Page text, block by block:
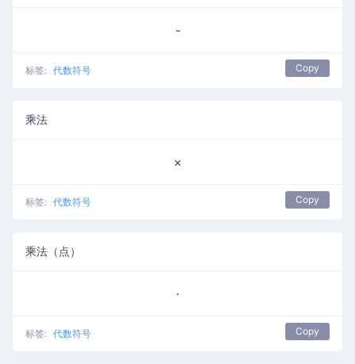
-
标签: 代数符号 Copy
乘法
×
标签: 代数符号 Copy
乘法（点）
·
标签: 代数符号 Copy